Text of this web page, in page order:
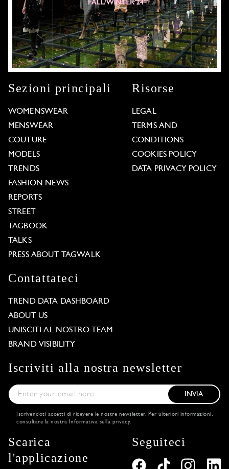
Sezioni principali
WOMENSWEAR
MENSWEAR
COUTURE
MODELS
TRENDS
FASHION NEWS
REPORTS
STREET
TAGBOOK
TALKS
PRESS ABOUT TAGWALK
Risorse
LEGAL
TERMS AND
CONDITIONS
COOKIES POLICY
DATA PRIVACY POLICY
Contattateci
TREND DATA DASHBOARD
ABOUT US
UNISCITI AL NOSTRO TEAM
BRAND VISIBILITY
Iscriviti alla nostra newsletter
INVIA
Iscrivendoti accetti di ricevere le nostre newsletter. Per ulteriori informazioni,
consultare la nostra
Informativa sulla privacy.
Scarica
l'applicazione
Seguiteci